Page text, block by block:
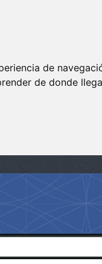
de
de donde